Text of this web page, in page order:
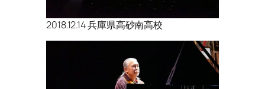
2018.12.14 兵庫県高砂南高校